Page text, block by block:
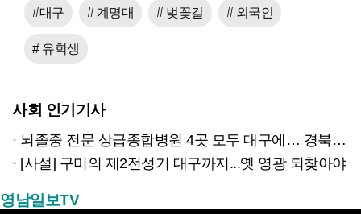
#대구 # 계명대 # 벚꽃길 # 외국인
# 유학생
사회 인기기사
뇌졸중 전문 상급종합병원 4곳 모두 대구에… 경북은 골든타임 사각지대
[사설] 구미의 제2전성기 대구까지...옛 영광 되찾아야
영남일보TV